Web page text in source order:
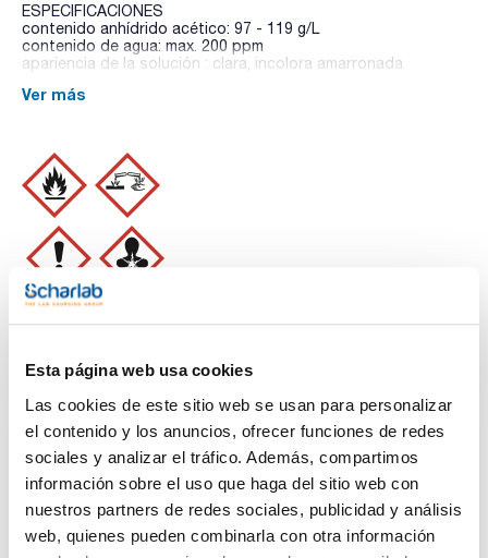
Esta página web usa cookies
Las cookies de este sitio web se usan para personalizar
el contenido y los anuncios, ofrecer funciones de redes
sociales y analizar el tráfico. Además, compartimos
información sobre el uso que haga del sitio web con
nuestros partners de redes sociales, publicidad y análisis
web, quienes pueden combinarla con otra información
ESPECIFICACIONES
contenido anhídrido acético: 97 - 119 g/L
contenido de agua: max. 200 ppm
apariencia de la solución : clara, incolora amarronada
Ver más
Limpiar filtros
Características
Capacidad
x 2,5 l